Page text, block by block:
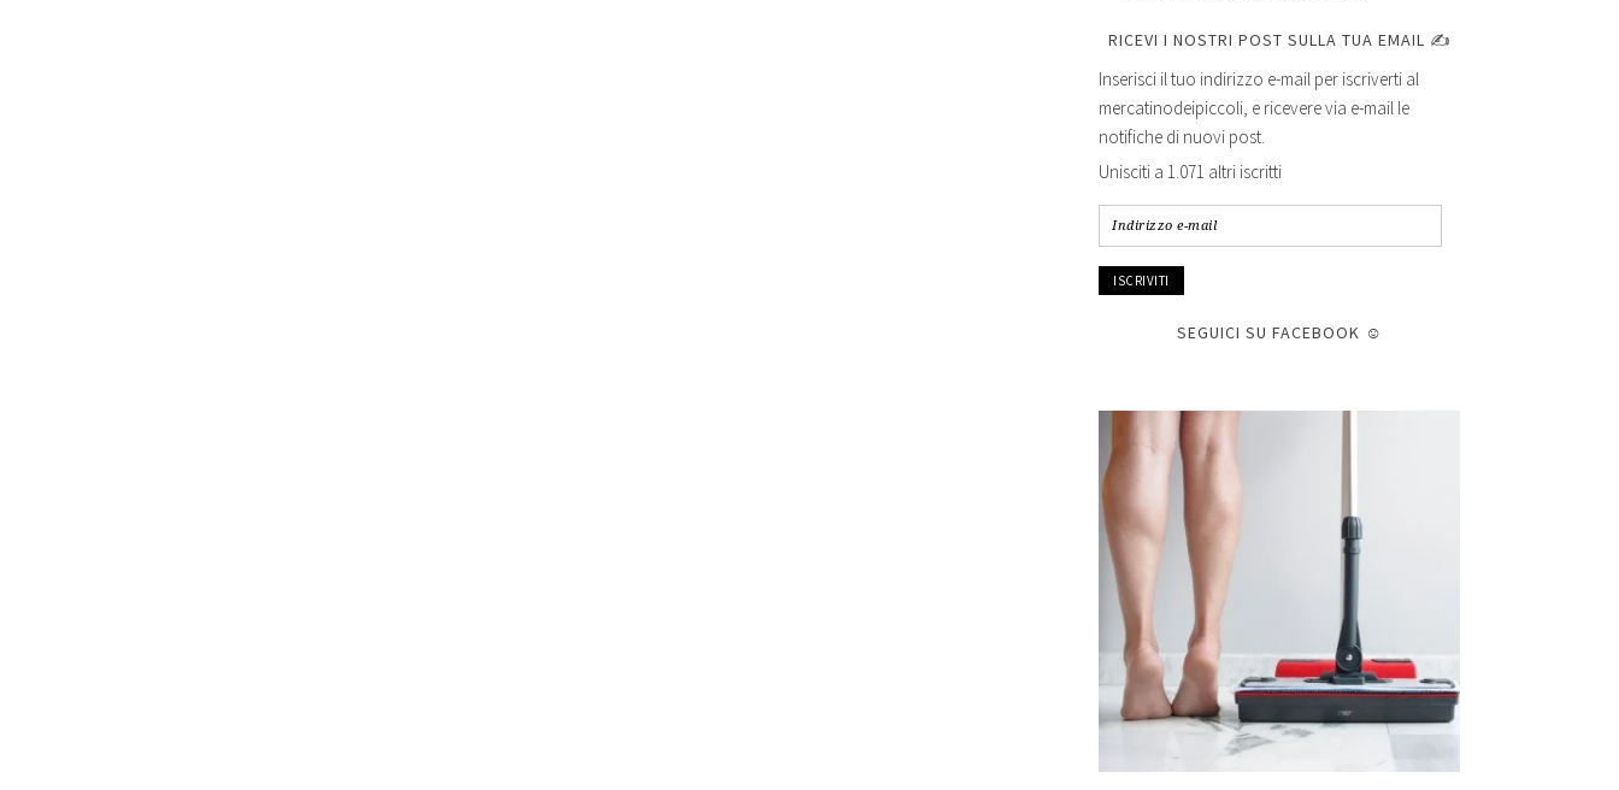
RICEVI I NOSTRI POST SULLA TUA EMAIL ✍
Inserisci il tuo indirizzo e-mail per iscriverti al
mercatinodeipiccoli, e ricevere via e-mail le
notifiche di nuovi post.
Unisciti a 1.071 altri iscritti
Indirizzo
e-
mail
SEGUICI SU FACEBOOK ☺